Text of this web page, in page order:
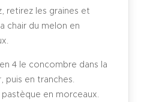
retirez les graines et
chair du melon en
4 le concombre dans la
puis en tranches.
pastèque en morceaux.